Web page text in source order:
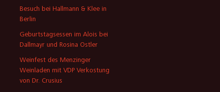
Besuch bei Hallmann & Klee in
Berlin
Geburtstagsessen im Alois bei
Dallmayr und Rosina Ostler
Weinfest des Menzinger
Weinladen mit VDP Verkostung
von Dr. Crusius